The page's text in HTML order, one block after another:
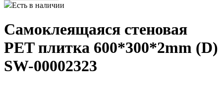
Есть в наличии
Самоклеящаяся стеновая
PET плитка 600*300*2mm (D)
SW-00002323